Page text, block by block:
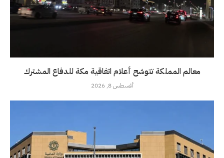
معالم المملكة تتوشح أعلام اتفاقية مكة للدفاع المشترك
أغسطس 8, 2026